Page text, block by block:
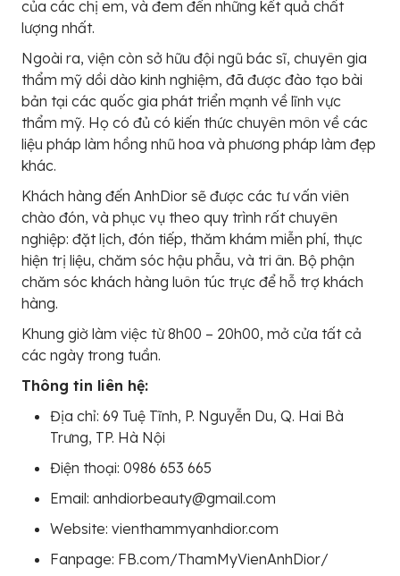
của các chị em, và đem đến những kết quả chất
lượng nhất.
Ngoài ra, viện còn sở hữu đội ngũ bác sĩ, chuyên gia
thẩm mỹ dồi dào kinh nghiệm, đã được đào tạo bài
bản tại các quốc gia phát triển mạnh về lĩnh vực
thẩm mỹ. Họ có đủ có kiến thức chuyên môn về các
liệu pháp làm hồng nhũ hoa và phương pháp làm đẹp
khác.
Khách hàng đến AnhDior sẽ được các tư vấn viên
chào đón, và phục vụ theo quy trình rất chuyên
nghiệp: đặt lịch, đón tiếp, thăm khám miễn phí, thực
hiện trị liệu, chăm sóc hậu phẫu, và tri ân. Bộ phận
chăm sóc khách hàng luôn túc trực để hỗ trợ khách
hàng.
Khung giờ làm việc từ 8h00 – 20h00, mở cửa tất cả
các ngày trong tuần.
Thông tin liên hệ:
Địa chỉ: 69 Tuệ Tĩnh, P. Nguyễn Du, Q. Hai Bà
Trưng, TP. Hà Nội
Điện thoại: 0986 653 665
Email: anhdiorbeauty@gmail.com
Website: vienthammyanhdior.com
Fanpage: FB.com/ThamMyVienAnhDior/